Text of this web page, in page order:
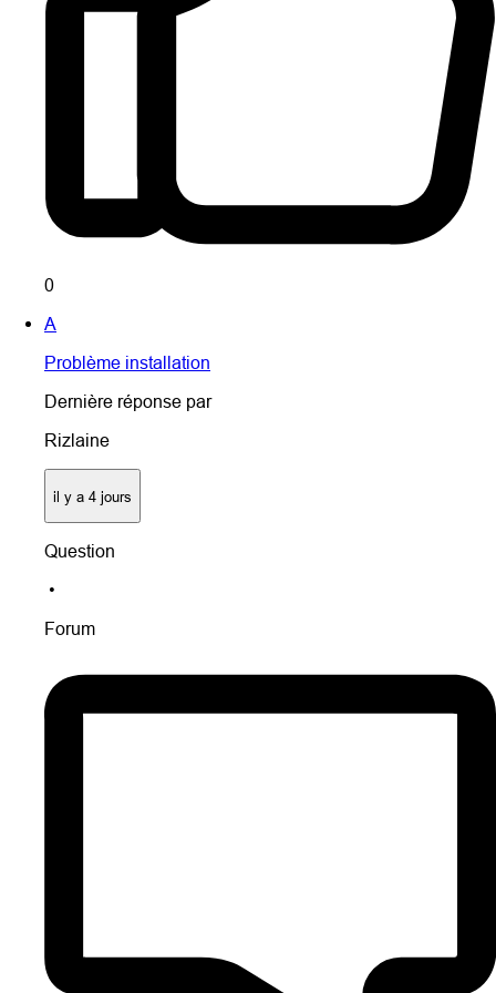
0
A
Problème installation
Dernière réponse par
Rizlaine
il y a 4 jours
Question
•
Forum